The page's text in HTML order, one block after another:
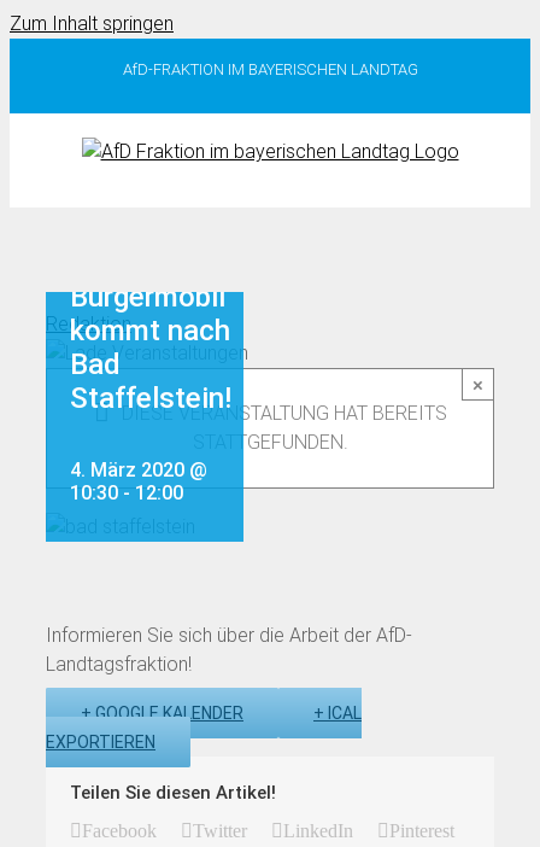
Zum Inhalt springen
AfD-FRAKTION IM BAYERISCHEN LANDTAG
Redaktion
×
DIESE VERANSTALTUNG HAT BEREITS
STATTGEFUNDEN.
Bürgermobil
kommt nach
Bad
Staffelstein!
4. März 2020 @
10:30 - 12:00
Informieren Sie sich über die Arbeit der AfD-
Landtagsfraktion!
+ GOOGLE KALENDER
+ ICAL
EXPORTIEREN
Teilen Sie diesen Artikel!
Facebook Twitter LinkedIn
Pinterest